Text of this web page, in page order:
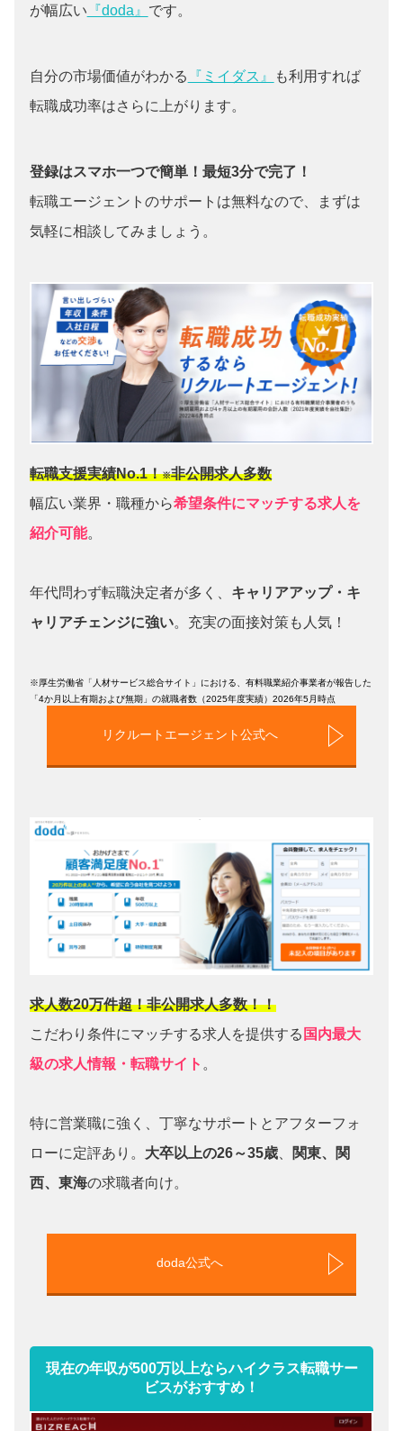
が幅広い 『doda』 です。
自分の市場価値がわかる 『ミイダス』
も利用すれば
転職成功率はさらに上がります。
登録はスマホ一つで簡単！最短3分で完了！
転職エージェントのサポートは無料なので、まずは
気軽に相談してみましょう。
転職支援実績No.1！※非公開求人多数
幅広い業界・職種から希望条件にマッチする求人を
紹介可能。
年代問わず転職決定者が多く、 キャリアアップ・キ
ャリアチェンジに強い。充実の面接対策も人気！
※厚生労働省「人材サービス総合サイト」における、有料職業紹介事業者が報告した
「4か月以上有期および無期」の就職者数（2025年度実績）2026年5月時点
リクルートエージェント公式へ
求人数20万件超！非公開求人多数！！
こだわり条件にマッチする求人を提供する 国内最大
級の求人情報・転職サイト 。
特に営業職に強く、丁寧なサポートとアフターフォ
ローに定評あり。 大卒以上の26～35歳、
関東、関
西、東海の求職者向け。
doda公式へ
現在の年収が500万以上ならハイクラス転職サー
ビスがおすすめ！